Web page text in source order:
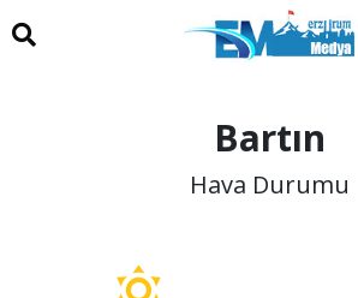
Bartın
Hava Durumu